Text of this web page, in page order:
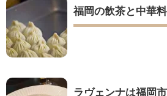
福岡の飲茶と中華料
ラヴェンナは福岡